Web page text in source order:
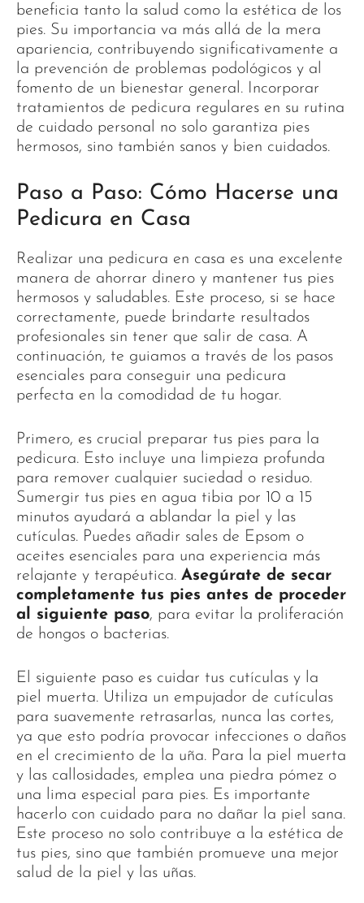
beneficia tanto la salud como la estética de los
pies. Su importancia va más allá de la mera
apariencia, contribuyendo significativamente a
la prevención de problemas podológicos y al
fomento de un bienestar general. Incorporar
tratamientos de pedicura regulares en su rutina
de cuidado personal no solo garantiza pies
hermosos, sino también sanos y bien cuidados.
Paso a Paso: Cómo Hacerse una
Pedicura en Casa
Realizar una pedicura en casa es una excelente
manera de ahorrar dinero y mantener tus pies
hermosos y saludables. Este proceso, si se hace
correctamente, puede brindarte resultados
profesionales sin tener que salir de casa. A
continuación, te guiamos a través de los pasos
esenciales para conseguir una pedicura
perfecta en la comodidad de tu hogar.
Primero, es crucial preparar tus pies para la
pedicura. Esto incluye una limpieza profunda
para remover cualquier suciedad o residuo.
Sumergir tus pies en agua tibia por 10 a 15
minutos ayudará a ablandar la piel y las
cutículas. Puedes añadir sales de Epsom o
aceites esenciales para una experiencia más
relajante y terapéutica. Asegúrate de secar
completamente tus pies antes de proceder
al siguiente paso, para evitar la proliferación
de hongos o bacterias.
El siguiente paso es cuidar tus cutículas y la
piel muerta. Utiliza un empujador de cutículas
para suavemente retrasarlas, nunca las cortes,
ya que esto podría provocar infecciones o daños
en el crecimiento de la uña. Para la piel muerta
y las callosidades, emplea una piedra pómez o
una lima especial para pies. Es importante
hacerlo con cuidado para no dañar la piel sana.
Este proceso no solo contribuye a la estética de
tus pies, sino que también promueve una mejor
salud de la piel y las uñas.